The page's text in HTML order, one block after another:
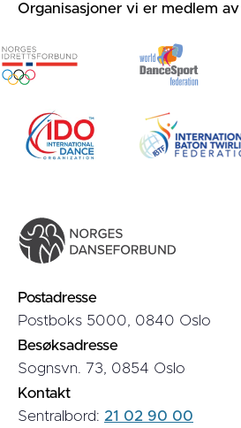
Organisasjoner vi er medlem av
Postadresse
Postboks 5000, 0840 Oslo
Besøksadresse
Sognsvn. 73, 0854 Oslo
Kontakt
Sentralbord: 21 02 90 00